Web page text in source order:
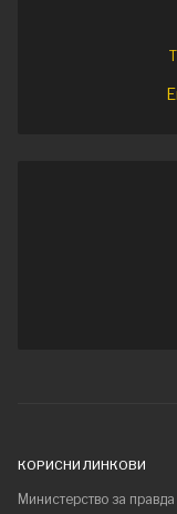
КОРИСНИ ЛИНКОВИ
Министерство за правда